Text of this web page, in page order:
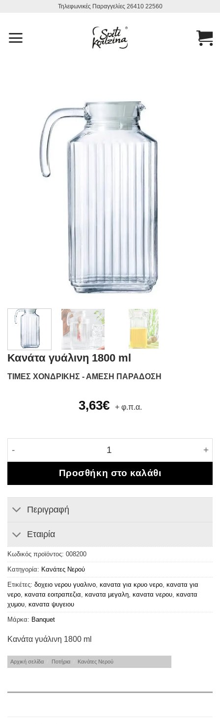
Τηλεφωνικές Παραγγελίες 26410 22560
Κανάτα γυάλινη 1800 ml
ΤΙΜΕΣ ΧΟΝΔΡΙΚΗΣ - ΑΜΕΣΗ ΠΑΡΑΔΟΣΗ
3,63€ + φ.π.α.
Προσθήκη στο καλάθι
Περιγραφή
Εταιρία
Κωδικός προϊόντος: 008200
Κατηγορία: Κανάτες Νερού
Ετικέτες: δοχειο νερου γυαλινο κανατα για κρυο νερο κανατα για
νερο κανατα εοιτραπεζια κανατα μεγαλη κανατα νερου κανατα
χυμου κανατα ψυγειου
Μάρκα: Banquet
Κανάτα γυάλινη 1800 ml
Αρχική σελίδα Ποτήρια Κανάτες Νερού